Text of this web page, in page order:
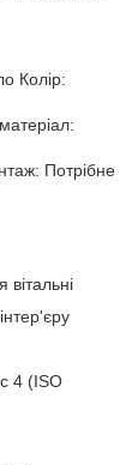
Колір:
Потрібне
вітальні
4 (ISO